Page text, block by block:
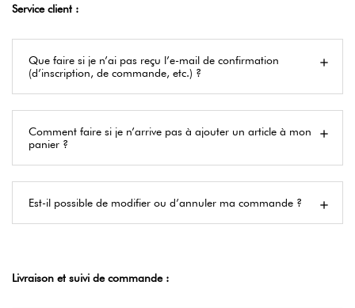
Service client :
Que faire si je n’ai pas reçu l’e-mail de confirmation
(d’inscription, de commande, etc.) ?
Comment faire si je n’arrive pas à ajouter un article à mon
panier ?
Est-il possible de modifier ou d’annuler ma commande ?
Livraison et suivi de commande :